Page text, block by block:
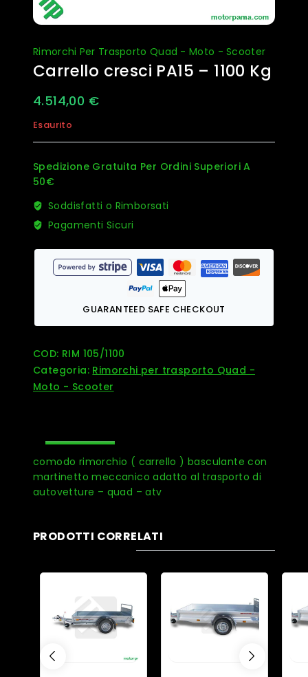
Rimorchi Per Trasporto Quad - Moto - Scooter
Carrello cresci PA15 – 1100 Kg
4.514,00 €
Esaurito
Spedizione Gratuita Per Ordini Superiori A
50€
Soddisfatti o Rimborsati
Pagamenti Sicuri
GUARANTEED SAFE CHECKOUT
COD: RIM 105/1100
Categoria: Rimorchi per trasporto Quad -
Moto - Scooter
comodo rimorchio ( carrello ) basculante con
martinetto meccanico adatto al trasporto di
autovetture – quad – atv
PRODOTTI CORRELATI